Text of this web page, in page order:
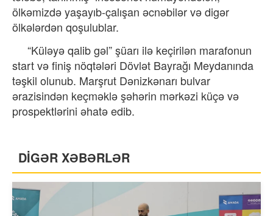
ölkəmizdə yaşayıb-çalışan əcnəbilər və digər
ölkələrdən qoşulublar.
“Küləyə qalib gəl” şüarı ilə keçirilən marafonun
start və finiş nöqtələri Dövlət Bayrağı Meydanında
təşkil olunub. Marşrut Dənizkənarı bulvar
ərazisindən keçməklə şəhərin mərkəzi küçə və
prospektlərini əhatə edib.
DİGƏR XƏBƏRLƏR